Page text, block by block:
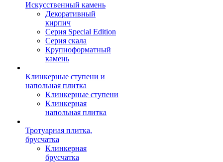
Искусственный камень
Декоративный
кирпич
Серия Special Edition
Серия скала
Крупноформатный
камень
Клинкерные ступени и
напольная плитка
Клинкерные ступени
Клинкерная
напольная плитка
Тротуарная плитка,
брусчатка
Клинкерная
брусчатка